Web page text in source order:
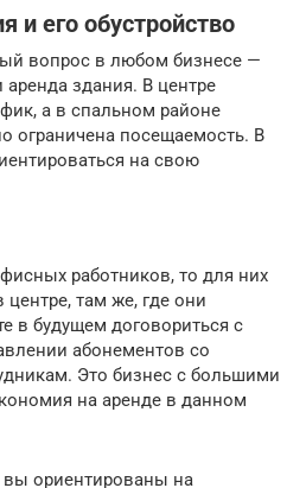
и его обустройство
вопрос в любом бизнесе —
здания. В центре
а в спальном районе
ограничена посещаемость. В
на свою
работников, то для них
центре, там же, где они
в будущем договориться с
абонементов со
Это бизнес с большими
на аренде в данном
вы ориентированы на